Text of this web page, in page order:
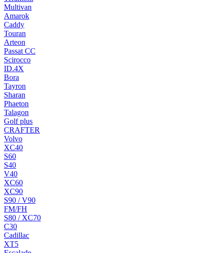
Multivan
Amarok
Caddy
Touran
Arteon
Passat CC
Scirocco
ID.4X
Bora
Tayron
Sharan
Phaeton
Talagon
Golf plus
CRAFTER
Volvo
XC40
S60
S40
V40
XC60
XC90
S90 / V90
FM/FH
S80 / XC70
C30
Cadillac
XT5